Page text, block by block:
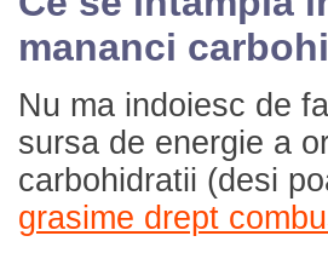
mananci
Nu ma indoiesc de
sursa de energie a
carbohidratii (desi
grasime drept